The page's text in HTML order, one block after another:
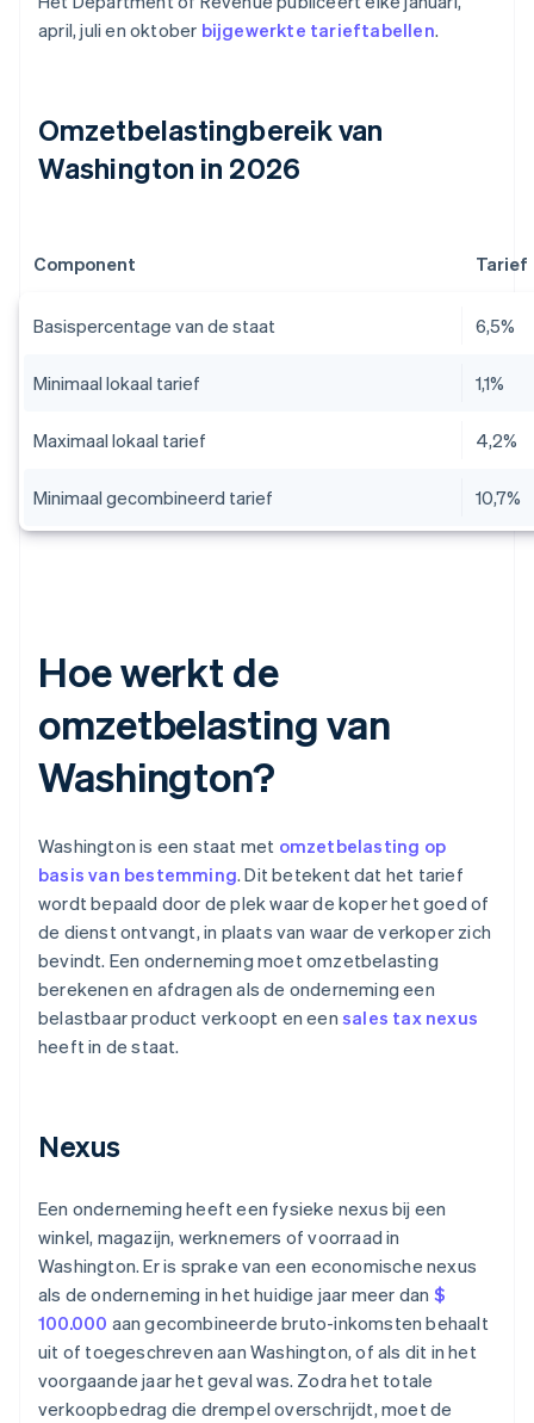
april, juli en oktober bijgewerkte tarieftabellen.
Omzetbelastingbereik van
Washington in 2026
Component Tarief
Basispercentage van de staat 6,5%
Minimaal lokaal tarief 1,1%
Maximaal lokaal tarief 4,2%
Minimaal gecombineerd tarief 10,7%
Hoe werkt de
omzetbelasting van
Washington?
Washington is een staat met omzetbelasting op
basis van bestemming. Dit betekent dat het tarief
wordt bepaald door de plek waar de koper het goed of
de dienst ontvangt, in plaats van waar de verkoper zich
bevindt. Een onderneming moet omzetbelasting
berekenen en afdragen als de onderneming een
belastbaar product verkoopt en een sales tax nexus
heeft in de staat.
Nexus
Een onderneming heeft een fysieke nexus bij een
winkel, magazijn, werknemers of voorraad in
Washington. Er is sprake van een economische nexus
als de onderneming in het huidige jaar meer dan $
100.000 aan gecombineerde bruto-inkomsten behaalt
uit of toegeschreven aan Washington, of als dit in het
voorgaande jaar het geval was. Zodra het totale
verkoopbedrag die drempel overschrijdt, moet de